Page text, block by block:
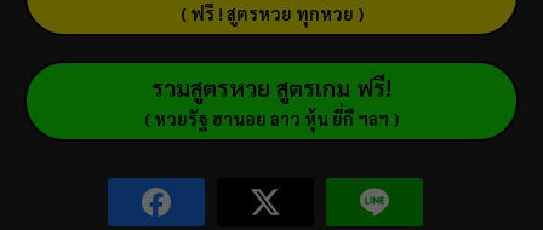
( ฟรี ! สูตรหวย ทุกหวย )
รวมสูตรหวย สูตรเกม ฟรี!
( หวยรัฐ ฮานอย ลาว หุ้น ยี่กี ฯลฯ )